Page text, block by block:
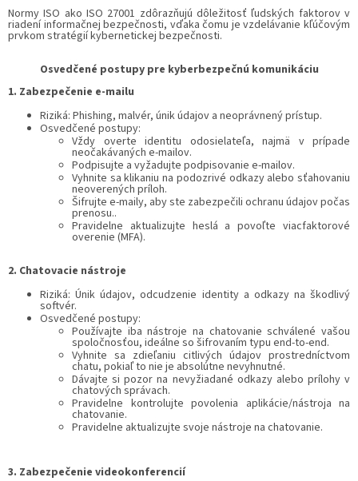
Normy ISO ako ISO 27001 zdôrazňujú dôležitosť ľudských faktorov v
riadení informačnej bezpečnosti, vďaka čomu je vzdelávanie kľúčovým
prvkom stratégií kybernetickej bezpečnosti.
Osvedčené postupy pre kyberbezpečnú komunikáciu
1. Zabezpečenie e-mailu
Riziká: Phishing, malvér, únik údajov a neoprávnený prístup.
Osvedčené postupy:
Vždy overte identitu odosielateľa, najmä v prípade
neočakávaných e-mailov.
Podpisujte a vyžadujte podpisovanie e-mailov.
Vyhnite sa klikaniu na podozrivé odkazy alebo sťahovaniu
neoverených príloh.
Šifrujte e-maily, aby ste zabezpečili ochranu údajov počas
prenosu..
Pravidelne aktualizujte heslá a povoľte viacfaktorové
overenie (MFA).
2. Chatovacie nástroje
Riziká: Únik údajov, odcudzenie identity a odkazy na škodlivý
softvér.
Osvedčené postupy:
Používajte iba nástroje na chatovanie schválené vašou
spoločnosťou, ideálne so šifrovaním typu end-to-end.
Vyhnite sa zdieľaniu citlivých údajov prostredníctvom
chatu, pokiaľ to nie je absolútne nevyhnutné.
Dávajte si pozor na nevyžiadané odkazy alebo prílohy v
chatových správach.
Pravidelne kontrolujte povolenia aplikácie/nástroja na
chatovanie.
Pravidelne aktualizujte svoje nástroje na chatovanie.
3. Zabezpečenie videokonferencií